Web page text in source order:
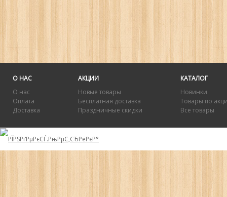
О НАС
О нас
Оплата
Доставка
АКЦИИ
Новые товары
Бесплатная доставка
Праздничные скидки
КАТАЛОГ
Новинки
Товары по
Все товары